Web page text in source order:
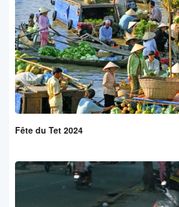
Fête du Tet 2024